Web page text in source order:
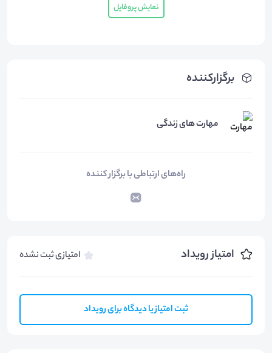
برگزارکننده
مهارت های زندگی
راه‌های ارتباطی با برگزار کننده
امتیاز رویداد امتیازی ثبت نشده
ثبت امتیاز یا دیدگاه برای رویداد
نمایش پروفایل